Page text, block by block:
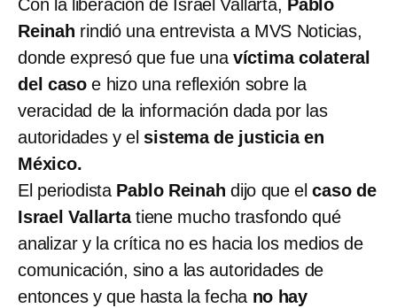
Con la liberación de Israel Vallarta, Pablo
Reinah rindió una entrevista a MVS Noticias,
donde expresó que fue unavíctima colateral
del casoe hizo una reflexión sobre la
veracidad de la información dada por las
autoridades y el sistema de justicia en
México.
El periodista Pablo Reinahdijo que elcaso de
Israel Vallartatiene mucho trasfondo qué
analizar y la crítica no es hacia los medios de
comunicación, sino a las autoridades de
entonces y que hasta la fecha no hay